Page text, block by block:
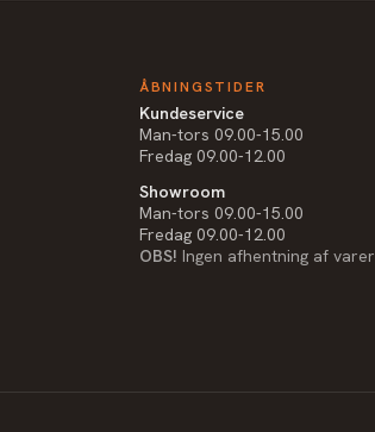
ÅBNINGSTIDER
Kundeservice
Man-tors 09.00-15.00
Fredag 09.00-12.00
Showroom
Man-tors 09.00-15.00
Fredag 09.00-12.00
OBS! Ingen afhentning af varer